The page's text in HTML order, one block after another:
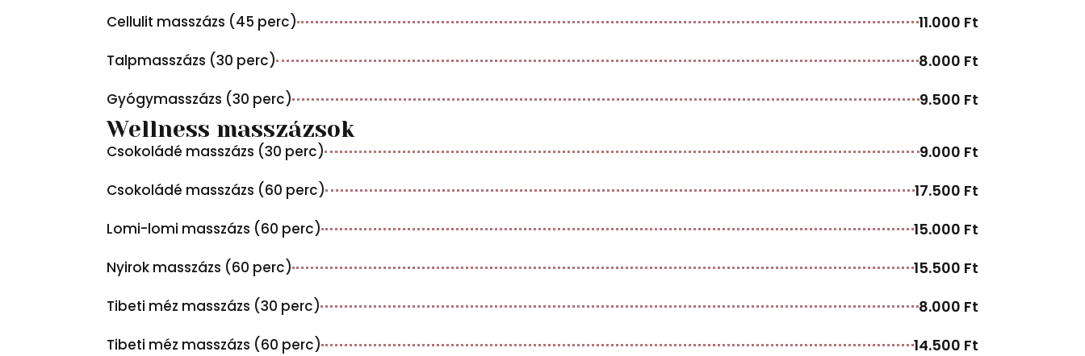
Cellulit masszázs (45 perc) 11.000 Ft
Talpmasszázs (30 perc) 8.000 Ft
Gyógymasszázs (30 perc) 9.500 Ft
Wellness masszázsok
Csokoládé masszázs (30 perc) 9.000 Ft
Csokoládé masszázs (60 perc) 17.500 Ft
Lomi-lomi masszázs (60 perc) 15.000 Ft
Nyirok masszázs (60 perc) 15.500 Ft
Tibeti méz masszázs (30 perc) 8.000 Ft
Tibeti méz masszázs (60 perc) 14.500 Ft